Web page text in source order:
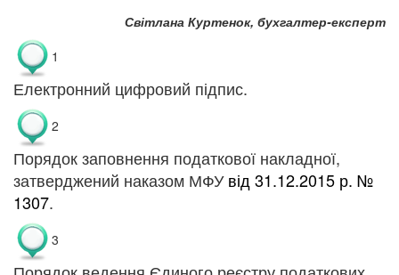
Світлана Куртенок, бухгалтер-експерт
1
Електронний цифровий підпис.
2
Порядок заповнення податкової накладної,
затверджений наказом МФУвід 31.12.2015 р. №
1307.
3